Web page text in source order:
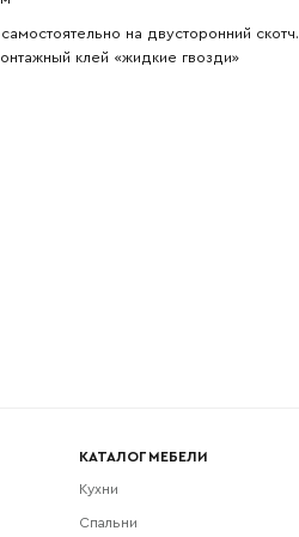
на двусторонний скотч.
клей «жидкие гвозди»
КАТАЛОГ МЕБЕЛИ
Кухни
Спальни
данных.